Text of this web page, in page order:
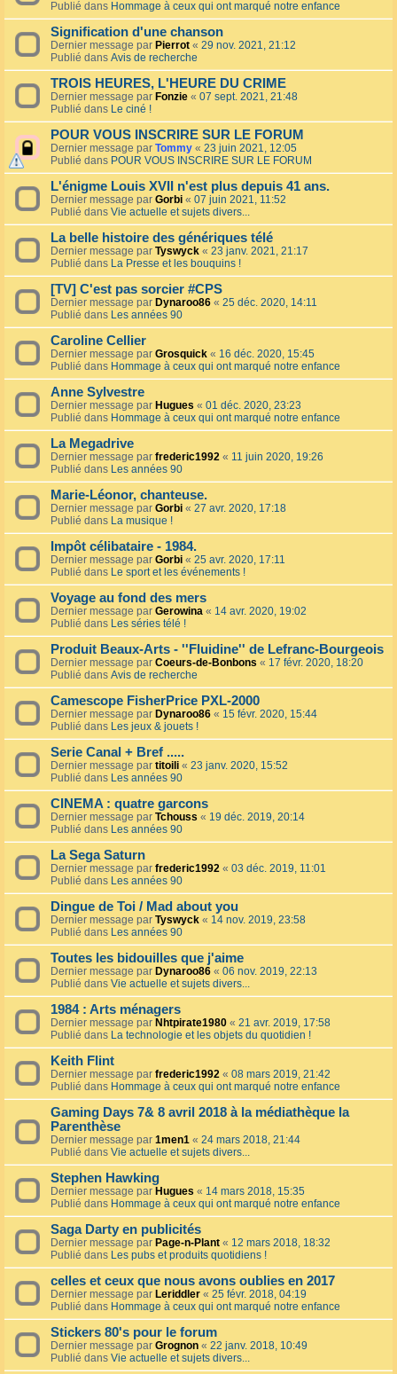
Publié dans Hommage à ceux qui ont marqué notre enfance
Signification d'une chanson
Dernier message par Pierrot « 29 nov. 2021, 21:12
Publié dans Avis de recherche
TROIS HEURES, L'HEURE DU CRIME
Dernier message par Fonzie « 07 sept. 2021, 21:48
Publié dans Le ciné !
POUR VOUS INSCRIRE SUR LE FORUM
Dernier message par Tommy « 23 juin 2021, 12:05
Publié dans POUR VOUS INSCRIRE SUR LE FORUM
L'énigme Louis XVII n'est plus depuis 41 ans.
Dernier message par Gorbi « 07 juin 2021, 11:52
Publié dans Vie actuelle et sujets divers...
La belle histoire des génériques télé
Dernier message par Tyswyck « 23 janv. 2021, 21:17
Publié dans La Presse et les bouquins !
[TV] C'est pas sorcier #CPS
Dernier message par Dynaroo86 « 25 déc. 2020, 14:11
Publié dans Les années 90
Caroline Cellier
Dernier message par Grosquick « 16 déc. 2020, 15:45
Publié dans Hommage à ceux qui ont marqué notre enfance
Anne Sylvestre
Dernier message par Hugues « 01 déc. 2020, 23:23
Publié dans Hommage à ceux qui ont marqué notre enfance
La Megadrive
Dernier message par frederic1992 « 11 juin 2020, 19:26
Publié dans Les années 90
Marie-Léonor, chanteuse.
Dernier message par Gorbi « 27 avr. 2020, 17:18
Publié dans La musique !
Impôt célibataire - 1984.
Dernier message par Gorbi « 25 avr. 2020, 17:11
Publié dans Le sport et les événements !
Voyage au fond des mers
Dernier message par Gerowina « 14 avr. 2020, 19:02
Publié dans Les séries télé !
Produit Beaux-Arts - ''Fluidine'' de Lefranc-Bourgeois
Dernier message par Coeurs-de-Bonbons « 17 févr. 2020, 18:20
Publié dans Avis de recherche
Camescope FisherPrice PXL-2000
Dernier message par Dynaroo86 « 15 févr. 2020, 15:44
Publié dans Les jeux & jouets !
Serie Canal + Bref .....
Dernier message par titoili « 23 janv. 2020, 15:52
Publié dans Les années 90
CINEMA : quatre garcons
Dernier message par Tchouss « 19 déc. 2019, 20:14
Publié dans Les années 90
La Sega Saturn
Dernier message par frederic1992 « 03 déc. 2019, 11:01
Publié dans Les années 90
Dingue de Toi / Mad about you
Dernier message par Tyswyck « 14 nov. 2019, 23:58
Publié dans Les années 90
Toutes les bidouilles que j'aime
Dernier message par Dynaroo86 « 06 nov. 2019, 22:13
Publié dans Vie actuelle et sujets divers...
1984 : Arts ménagers
Dernier message par Nhtpirate1980 « 21 avr. 2019, 17:58
Publié dans La technologie et les objets du quotidien !
Keith Flint
Dernier message par frederic1992 « 08 mars 2019, 21:42
Publié dans Hommage à ceux qui ont marqué notre enfance
Gaming Days 7& 8 avril 2018 à la médiathèque la
Parenthèse
Dernier message par 1men1 « 24 mars 2018, 21:44
Publié dans Vie actuelle et sujets divers...
Stephen Hawking
Dernier message par Hugues « 14 mars 2018, 15:35
Publié dans Hommage à ceux qui ont marqué notre enfance
Saga Darty en publicités
Dernier message par Page-n-Plant « 12 mars 2018, 18:32
Publié dans Les pubs et produits quotidiens !
celles et ceux que nous avons oublies en 2017
Dernier message par Leriddler « 25 févr. 2018, 04:19
Publié dans Hommage à ceux qui ont marqué notre enfance
Stickers 80's pour le forum
Dernier message par Grognon « 22 janv. 2018, 10:49
Publié dans Vie actuelle et sujets divers...